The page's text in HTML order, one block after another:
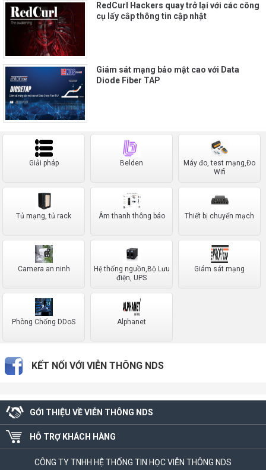
RedCurl Hackers quay trở lại với các công
cụ lấy cắp thông tin cập nhật
Giám sát mạng bảo mật cao với Data
Diode Fiber TAP
Giải pháp Belden
Máy đo, test mạng,Đo
Wifi
Tủ mạng, tủ rack Âm thanh thông báo Thiết bị chuyển mạch
Camera an ninh
Hệ thống nguồn,Bộ Lưu
điện, UPS
Giám sát mạng
Phòng Chống DDoS Alphanet
KẾT NỐI VỚI VIỄN THÔNG NDS
GỚI THIỆU VỀ VIỄN THÔNG NDS
HỖ TRỢ KHÁCH HÀNG
CÔNG TY TNHH HỆ THỐNG TIN HỌC VIỄN THÔNG NDS